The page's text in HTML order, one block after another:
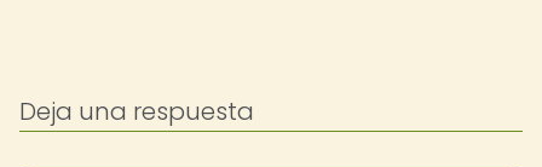
Deja una respuesta